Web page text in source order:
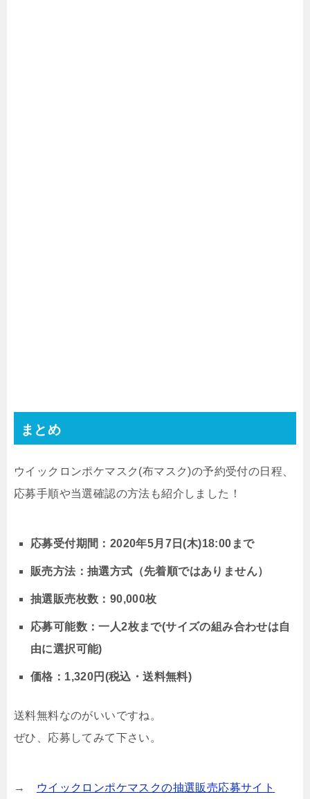
まとめ
ウイックロンポケマスク(布マスク)の予約受付の日程、
応募手順や当選確認の方法も紹介しました！
応募受付期間：2020年5月7日(木)18:00まで
販売方法：抽選方式（先着順ではありません）
抽選販売枚数：90,000枚
応募可能数：一人2枚まで(サイズの組み合わせは自
由に選択可能)
価格：1,320円(税込・送料無料)
送料無料なのがいいですね。
ぜひ、応募してみて下さい。
→ ウイックロンポケマスクの抽選販売応募サイト